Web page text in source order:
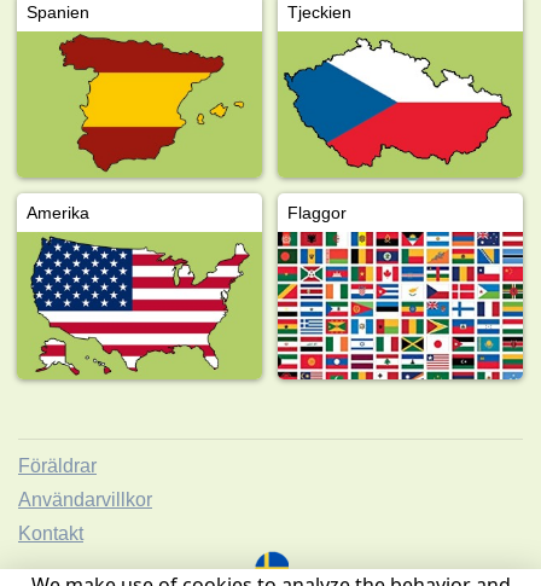
Spanien Tjeckien
Amerika Flaggor
Föräldrar
Användarvillkor
Kontakt